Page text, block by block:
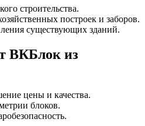
строительства.
построек и заборов.
существующих зданий.
ВКБлок из
цены и качества.
блоков.